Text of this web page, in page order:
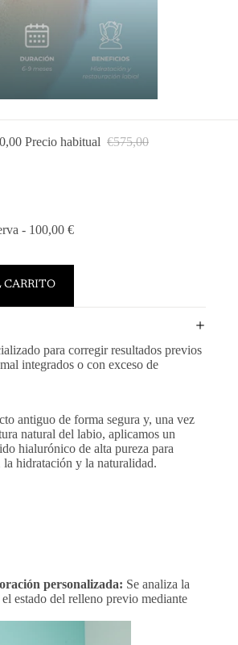
Precio habitual €575,00
- 100,00 €
CARRITO
para corregir resultados previos
integrados o con exceso de
antiguo de forma segura y, una vez
natural del labio, aplicamos un
hialurónico de alta pureza para
la hidratación y la naturalidad.
personalizada: Se analiza la
estado del relleno previo mediante